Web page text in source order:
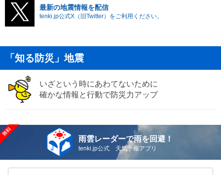
最新の地震情報を配信
tenki.jp公式X（旧Twitter）をご利用ください。
「知る防災」地震
いざという時にあわてないために
確かな情報と行動で防災力アップ
雨雲レーダーで雨を回避！
tenki.jp公式 天気予報アプリ